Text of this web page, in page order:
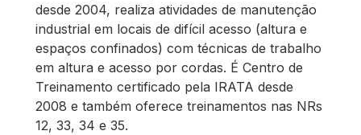
desde 2004, realiza atividades de manutenção
industrial em locais de difícil acesso (altura e
espaços confinados) com técnicas de trabalho
em altura e acesso por cordas. É Centro de
Treinamento certificado pela IRATA desde
2008 e também oferece treinamentos nas NRs
12, 33, 34 e 35.